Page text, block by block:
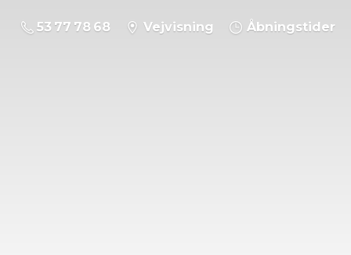
53 77 78 68 Vejvisning Åbningstider